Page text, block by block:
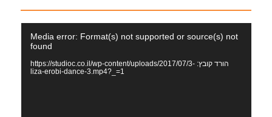
וידאוMedia error: Format(s) not supported or source(s) not
found
הורד קובץ: https://studioc.co.il/wp-content/uploads/2017/07/3-
liza-erobi-dance-3.mp4?_=1